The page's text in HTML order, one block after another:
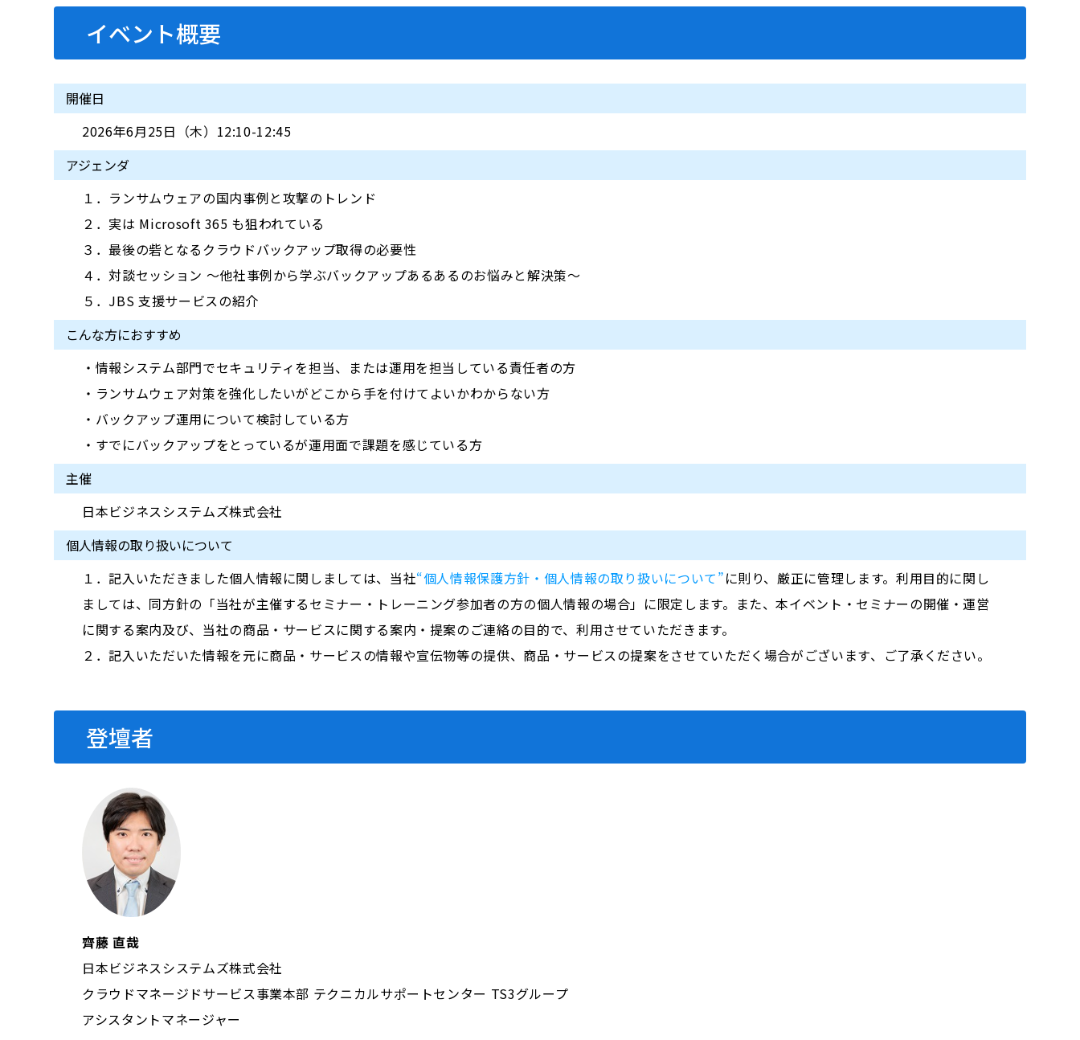
イベント概要
開催日
2026年6月25日（木）12:10-12:45
アジェンダ
１．ランサムウェアの国内事例と攻撃のトレンド
２．実は Microsoft 365 も狙われている
３．最後の砦となるクラウドバックアップ取得の必要性
４．対談セッション ～他社事例から学ぶバックアップあるあるのお悩みと解決策～
５．JBS 支援サービスの紹介
こんな方におすすめ
・情報システム部門でセキュリティを担当、または運用を担当している責任者の方
・ランサムウェア対策を強化したいがどこから手を付けてよいかわからない方
・バックアップ運用について検討している方
・すでにバックアップをとっているが運用面で課題を感じている方
主催
日本ビジネスシステムズ株式会社
個人情報の取り扱いについて
１．記入いただきました個人情報に関しましては、当社“個人情報保護方針・個人情報の取り扱いについて”に則り、厳正に管理します。利用目的に関し
ましては、同方針の「当社が主催するセミナー・トレーニング参加者の方の個人情報の場合」に限定します。また、本イベント・セミナーの開催・運営
に関する案内及び、当社の商品・サービスに関する案内・提案のご連絡の目的で、利用させていただきます。
２．記入いただいた情報を元に商品・サービスの情報や宣伝物等の提供、商品・サービスの提案をさせていただく場合がございます、ご了承ください。
登壇者
齊藤 直哉
日本ビジネスシステムズ株式会社
クラウドマネージドサービス事業本部 テクニカルサポートセンター TS3グループ
アシスタントマネージャー